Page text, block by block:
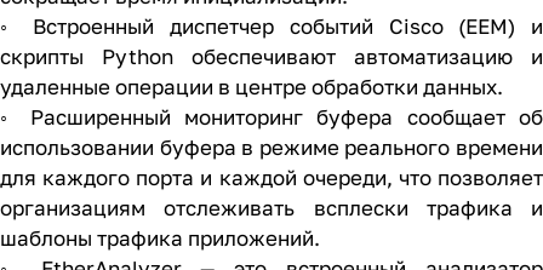
◦ Встроенный диспетчер событий Cisco (EEM) и
скрипты Python обеспечивают автоматизацию и
удаленные операции в центре обработки данных.
◦ Расширенный мониторинг буфера сообщает об
использовании буфера в режиме реального времени
для каждого порта и каждой очереди, что позволяет
организациям отслеживать всплески трафика и
шаблоны трафика приложений.